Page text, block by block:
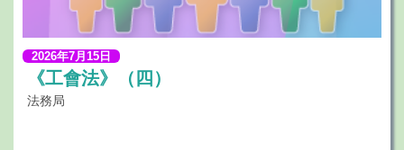
2026年7月15日
《工會法》（四）
法務局